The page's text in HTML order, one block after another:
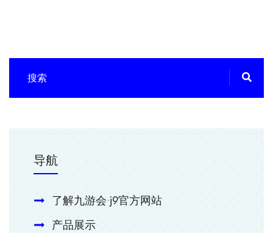
导航
了解九游会·j9官方网站
产品展示